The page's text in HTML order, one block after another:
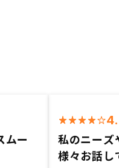
ムー
私のニーズ
様々お話し